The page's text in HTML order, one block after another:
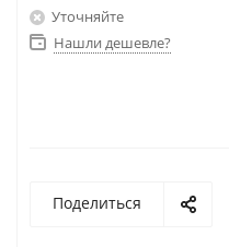
Уточняйте
Нашли дешевле?
Поделиться